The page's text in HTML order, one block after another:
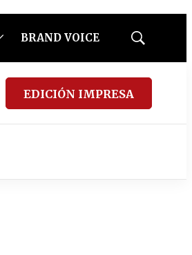
BRAND VOICE
Mostrar
EDICIÓN IMPRESA